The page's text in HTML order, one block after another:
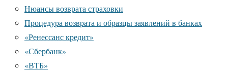
Нюансы возврата страховки
Процедура возврата и образцы заявлений в банках
«Ренессанс кредит»
«Сбербанк»
«ВТБ»